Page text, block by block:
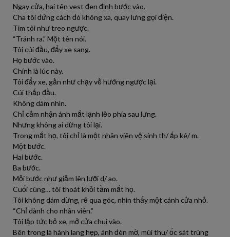
Ngay cửa, hai tên vest đen định bước vào.
Cha tôi đứng cách đó không xa, quay lưng gọi điện.
Tim tôi như treo ngược.
“Tránh ra.” Một tên nói.
Tôi cúi đầu, đẩy xe sang.
Họ bước vào.
Chính là lúc này.
Tôi đẩy xe, gần như chạy về hướng ngược lại.
Cúi thấp đầu.
Không dám nhìn.
Chỉ cảm nhận ánh mắt lạnh lẽo phía sau lưng.
Nhưng không ai dừng tôi lại.
Trong mắt họ, tôi chỉ là một nhân viên vệ sinh th/ ấp ké/ m.
Một bước.
Hai bước.
Ba bước.
Mỗi bước như giẫm lên lưỡi d/ ao.
Cuối cùng… tôi thoát khỏi tầm mắt họ.
Tôi không dám dừng, rẽ qua góc, nhìn thấy một cánh cửa nhỏ.
“Chỉ dành cho nhân viên.”
Tôi lập tức bỏ xe, mở cửa chui vào.
Bên trong là hành lang hẹp, ánh đèn mờ, mùi thu/ ốc sát trùng